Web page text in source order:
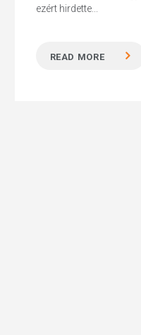
ezért hirdette...
READ MORE